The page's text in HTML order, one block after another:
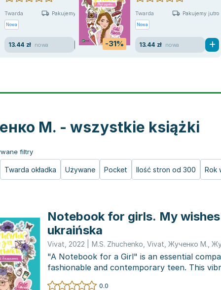
Twarda Pakujemy jutro
Nowa
13.44 zł nowa -31%
Twarda Pakujemy jutro
Nowa
13.44 zł nowa
М. - wszystkie książki
filtry
Twarda okładka Używane Pocket Ilość stron od 300 Rok
Notebook for girls. My
ukraińska
Vivat 2022 M.S. Zhuchenko Vivat Жученко М.
"A Notebook for a Girl" is an essential
fashionable and contemporary teen. This
space to j...
0.0